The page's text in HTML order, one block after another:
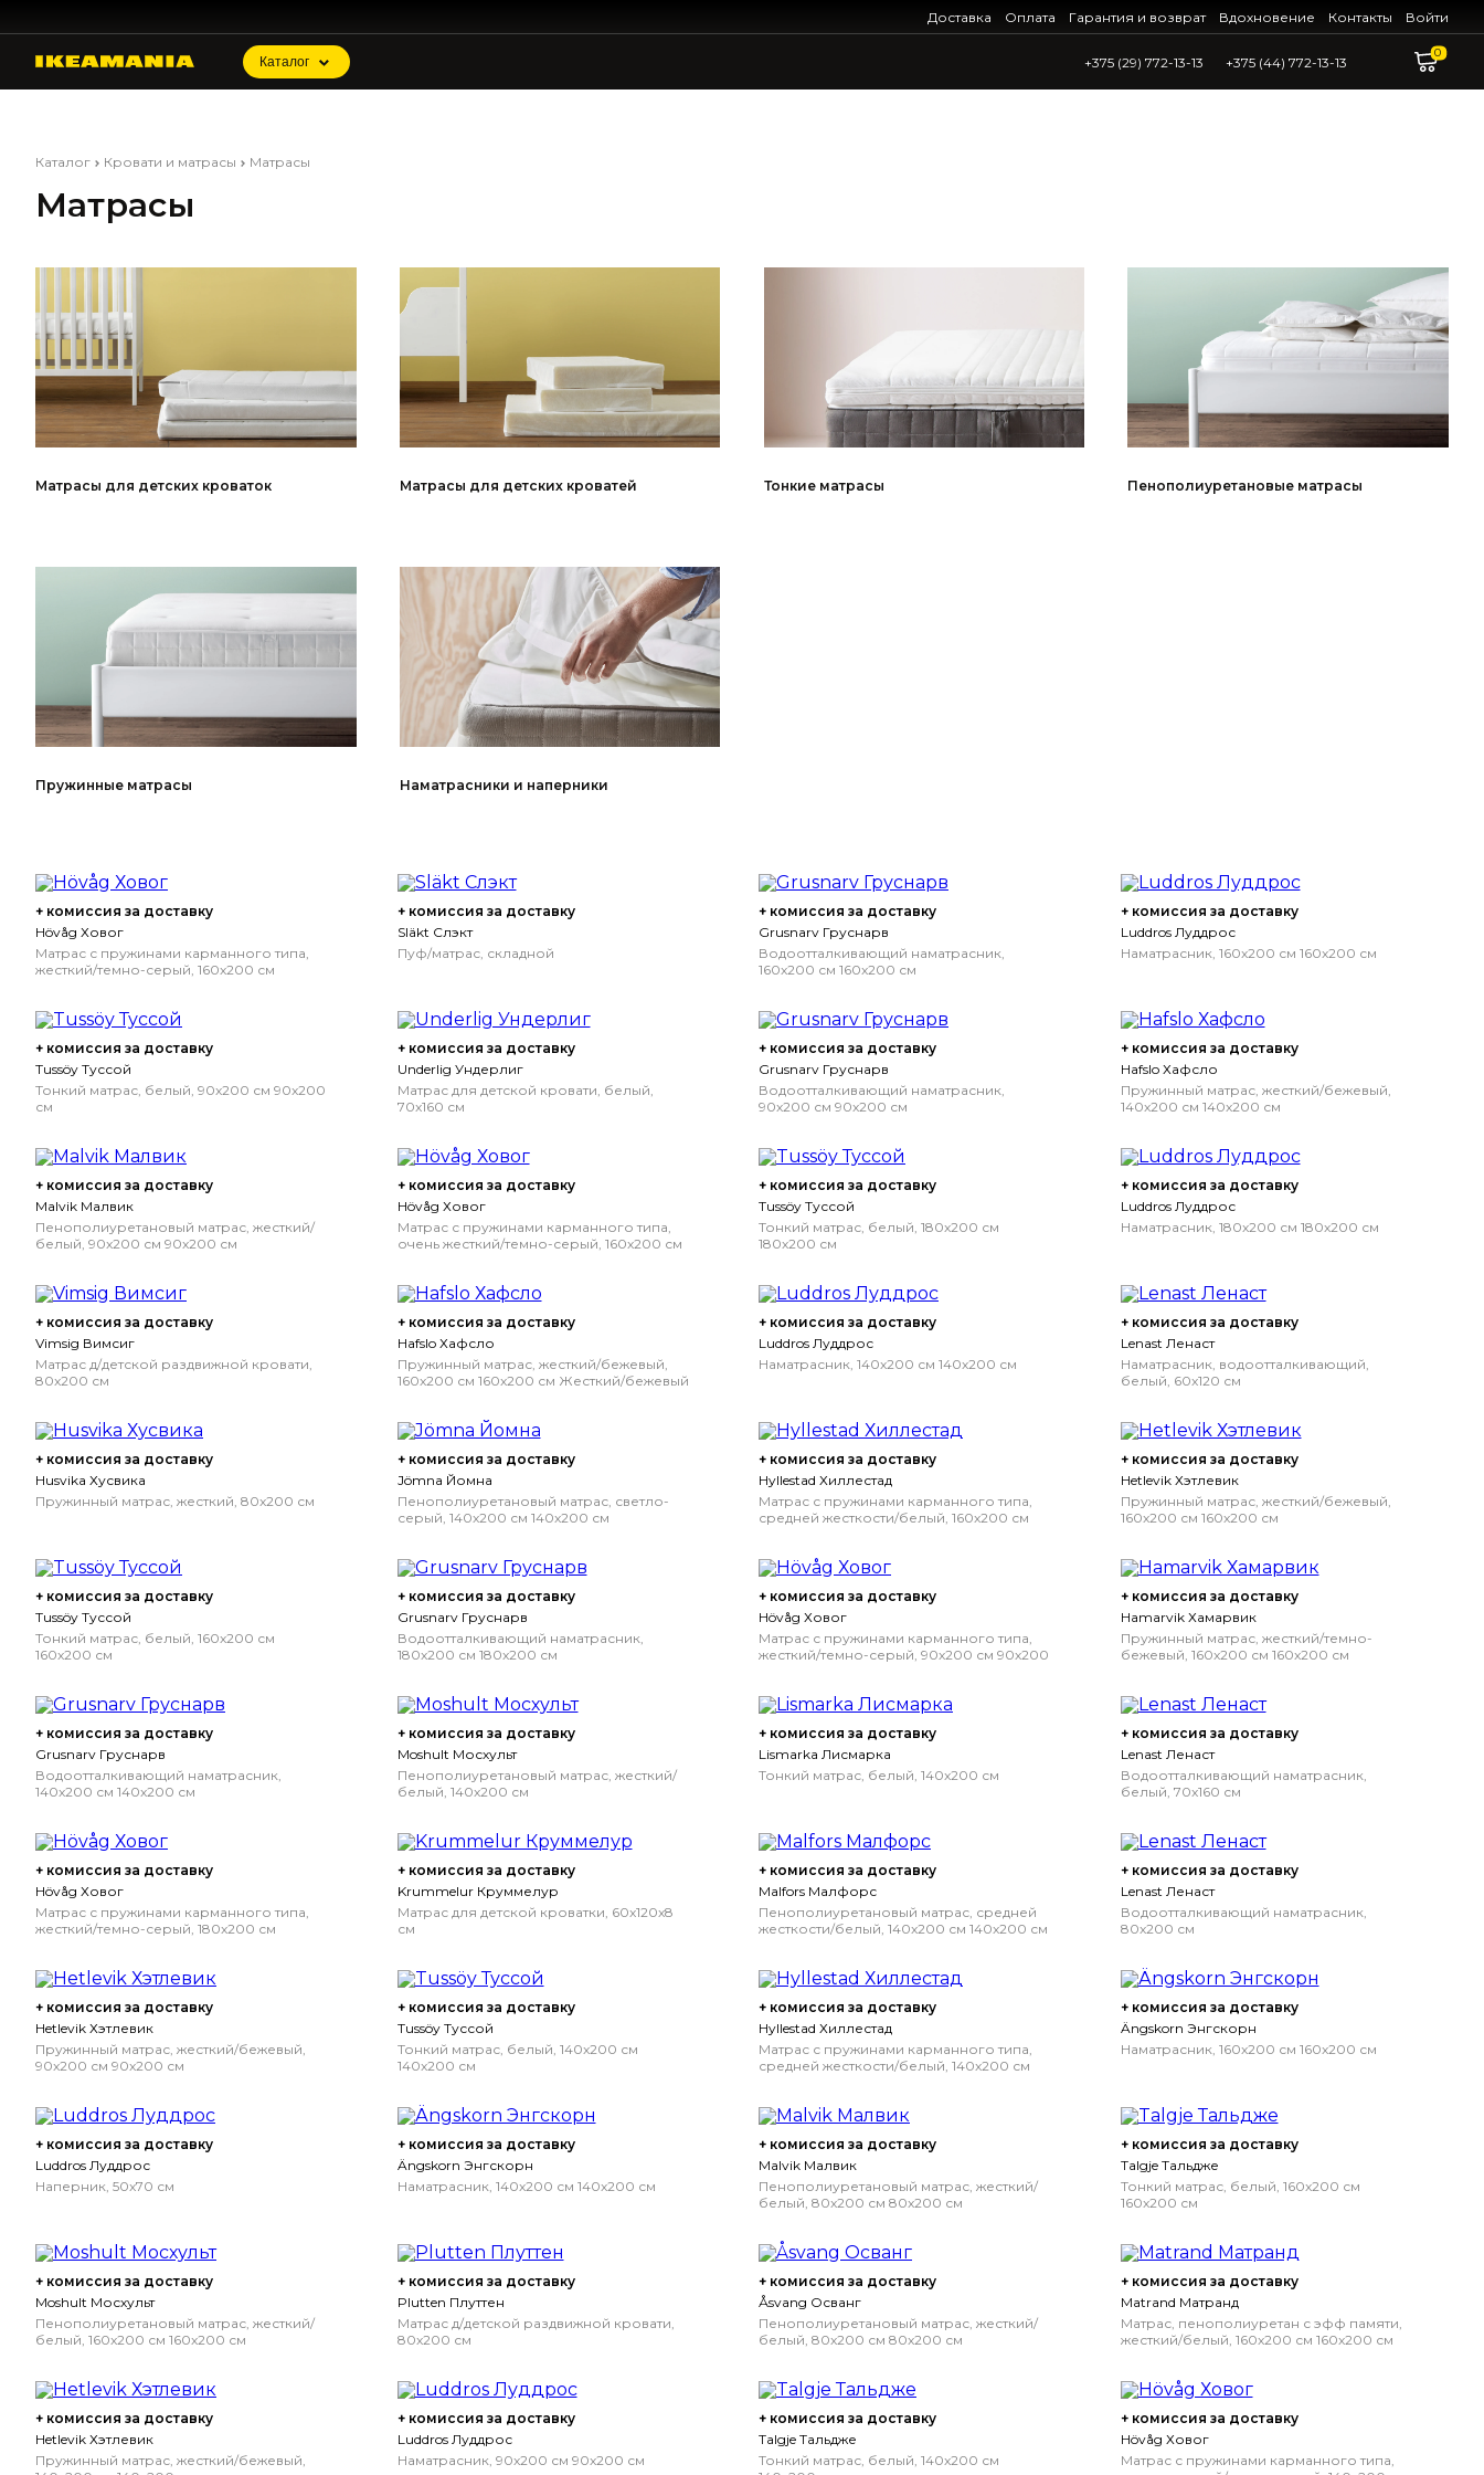
Доставка Оплата Гарантия и возврат Вдохновение Контакты Войти
Каталог +375 (29) 772-13-13 +375 (44) 772-13-13
0
Каталог Кровати и матрасы Матрасы
Матрасы
Матрасы для детских кроваток Матрасы для детских кроватей Тонкие матрасы Пенополиуретановые матрасы
Пружинные матрасы Наматрасники и наперники
+ комиссия за доставку
Hövåg Ховог
Матрас с пружинами карманного типа,
жесткий/темно-серый, 160x200 см
+ комиссия за доставку
Släkt Слэкт
Пуф/матрас, складной
+ комиссия за доставку
Grusnarv Груснарв
Водоотталкивающий наматрасник,
160x200 см 160x200 см
+ комиссия за доставку
Luddros Луддрос
Наматрасник, 160x200 см 160x200 см
+ комиссия за доставку
Tussöy Туссой
Тонкий матрас, белый, 90x200 см 90x200
см
+ комиссия за доставку
Underlig Ундерлиг
Матрас для детской кровати, белый,
70x160 см
+ комиссия за доставку
Grusnarv Груснарв
Водоотталкивающий наматрасник,
90x200 см 90x200 см
+ комиссия за доставку
Hafslo Хафсло
Пружинный матрас, жесткий/бежевый,
140x200 см 140x200 см
+ комиссия за доставку
Malvik Малвик
Пенополиуретановый матрас, жесткий/
белый, 90x200 см 90x200 см
+ комиссия за доставку
Hövåg Ховог
Матрас с пружинами карманного типа,
очень жесткий/темно-серый, 160x200 см
+ комиссия за доставку
Tussöy Туссой
Тонкий матрас, белый, 180x200 см
180x200 см
+ комиссия за доставку
Luddros Луддрос
Наматрасник, 180x200 см 180x200 см
+ комиссия за доставку
Vimsig Вимсиг
Матрас д/детской раздвижной кровати,
80x200 см
+ комиссия за доставку
Hafslo Хафсло
Пружинный матрас, жесткий/бежевый,
160x200 см 160x200 см Жесткий/бежевый
+ комиссия за доставку
Luddros Луддрос
Наматрасник, 140x200 см 140x200 см
+ комиссия за доставку
Lenast Ленаст
Наматрасник, водоотталкивающий,
белый, 60x120 см
+ комиссия за доставку
Husvika Хусвика
Пружинный матрас, жесткий, 80x200 см
+ комиссия за доставку
Jömna Йомна
Пенополиуретановый матрас, светло-
серый, 140x200 см 140x200 см
+ комиссия за доставку
Hyllestad Хиллестад
Матрас с пружинами карманного типа,
средней жесткости/белый, 160x200 см
+ комиссия за доставку
Hetlevik Хэтлевик
Пружинный матрас, жесткий/бежевый,
160x200 см 160x200 см
+ комиссия за доставку
Tussöy Туссой
Тонкий матрас, белый, 160x200 см
160x200 см
+ комиссия за доставку
Grusnarv Груснарв
Водоотталкивающий наматрасник,
180x200 см 180x200 см
+ комиссия за доставку
Hövåg Ховог
Матрас с пружинами карманного типа,
жесткий/темно-серый, 90x200 см 90x200
+ комиссия за доставку
Hamarvik Хамарвик
Пружинный матрас, жесткий/темно-
бежевый, 160x200 см 160x200 см
+ комиссия за доставку
Grusnarv Груснарв
Водоотталкивающий наматрасник,
140x200 см 140x200 см
+ комиссия за доставку
Moshult Мосхульт
Пенополиуретановый матрас, жесткий/
белый, 140x200 см
+ комиссия за доставку
Lismarka Лисмарка
Тонкий матрас, белый, 140x200 см
+ комиссия за доставку
Lenast Ленаст
Водоотталкивающий наматрасник,
белый, 70x160 см
+ комиссия за доставку
Hövåg Ховог
Матрас с пружинами карманного типа,
жесткий/темно-серый, 180x200 см
+ комиссия за доставку
Krummelur Круммелур
Матрас для детской кроватки, 60x120x8
см
+ комиссия за доставку
Malfors Малфорс
Пенополиуретановый матрас, средней
жесткости/белый, 140x200 см 140x200 см
+ комиссия за доставку
Lenast Ленаст
Водоотталкивающий наматрасник,
80x200 см
+ комиссия за доставку
Hetlevik Хэтлевик
Пружинный матрас, жесткий/бежевый,
90x200 см 90x200 см
+ комиссия за доставку
Tussöy Туссой
Тонкий матрас, белый, 140x200 см
140x200 см
+ комиссия за доставку
Hyllestad Хиллестад
Матрас с пружинами карманного типа,
средней жесткости/белый, 140x200 см
+ комиссия за доставку
Ängskorn Энгскорн
Наматрасник, 160x200 см 160x200 см
+ комиссия за доставку
Luddros Луддрос
Наперник, 50x70 см
+ комиссия за доставку
Ängskorn Энгскорн
Наматрасник, 140x200 см 140x200 см
+ комиссия за доставку
Malvik Малвик
Пенополиуретановый матрас, жесткий/
белый, 80x200 см 80x200 см
+ комиссия за доставку
Talgje Тальдже
Тонкий матрас, белый, 160x200 см
160x200 см
+ комиссия за доставку
Moshult Мосхульт
Пенополиуретановый матрас, жесткий/
белый, 160x200 см 160x200 см
+ комиссия за доставку
Plutten Плуттен
Матрас д/детской раздвижной кровати,
80x200 см
+ комиссия за доставку
Åsvang Осванг
Пенополиуретановый матрас, жесткий/
белый, 80x200 см 80x200 см
+ комиссия за доставку
Matrand Матранд
Матрас, пенополиуретан с эфф памяти,
жесткий/белый, 160x200 см 160x200 см
+ комиссия за доставку
Hetlevik Хэтлевик
Пружинный матрас, жесткий/бежевый,
+ комиссия за доставку
Luddros Луддрос
Наматрасник, 90x200 см 90x200 см
+ комиссия за доставку
Talgje Тальдже
Тонкий матрас, белый, 140x200 см
+ комиссия за доставку
Hövåg Ховог
Матрас с пружинами карманного типа,